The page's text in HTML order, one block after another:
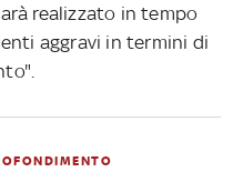
realizzato in tempo
aggravi in termini di